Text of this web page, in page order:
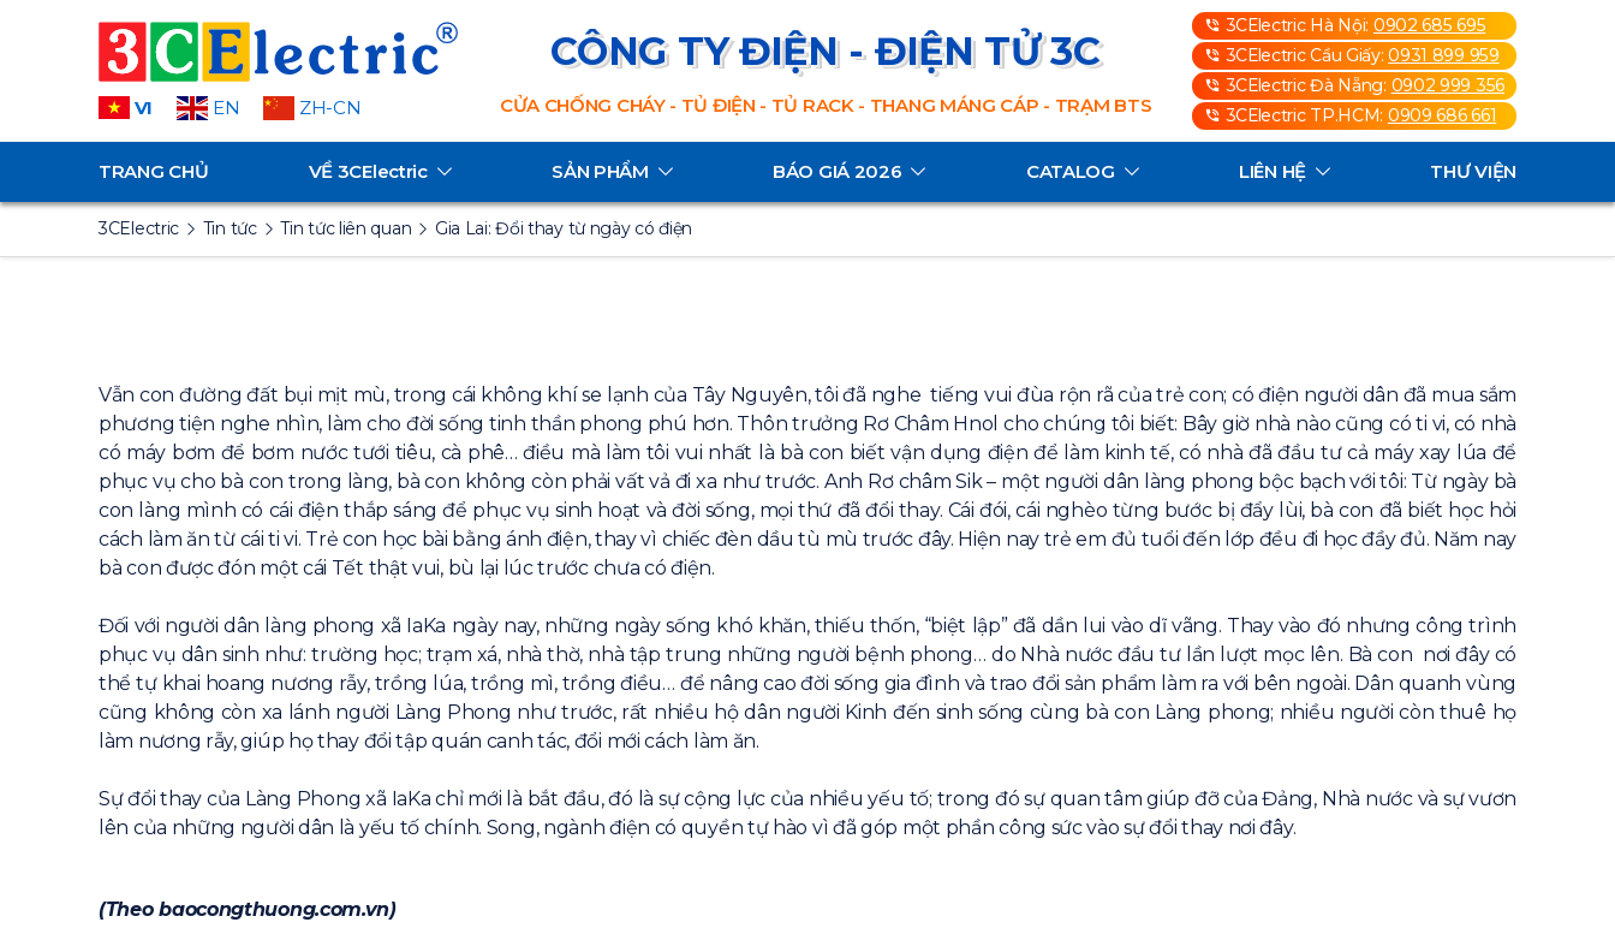
VI EN ZH-CN
CÔNG TY ĐIỆN - ĐIỆN TỬ 3C
CỬA CHỐNG CHÁY - TỦ ĐIỆN - TỦ RACK - THANG MÁNG CÁP - TRẠM BTS
3CElectric Hà Nội: 0902 685 695
3CElectric Cầu Giấy:0931 899 959
3CElectric Đà Nẵng: 0902 999 356
3CElectric TP.HCM: 0909 686 661
TRANG CHỦ VỀ 3CElectric SẢN PHẨM BÁO GIÁ 2026 CATALOG LIÊN HỆ THƯ VIỆN
3CElectric Tin tức Tin tức liên quan Gia Lai: Đổi thay từ ngày có điện
Vẫn con đường đất bụi mịt mù, trong cái không khí se lạnh của Tây Nguyên, tôi đã nghe tiếng vui đùa rộn rã của trẻ con; có điện người dân đã mua sắm
phương tiện nghe nhìn, làm cho đời sống tinh thần phong phú hơn. Thôn trưởng Rơ Châm Hnol cho chúng tôi biết: Bây giờ nhà nào cũng có ti vi, có nhà
có máy bơm để bơm nước tưới tiêu, cà phê… điều mà làm tôi vui nhất là bà con biết vận dụng điện để làm kinh tế, có nhà đã đầu tư cả máy xay lúa để
phục vụ cho bà con trong làng, bà con không còn phải vất vả đi xa như trước. Anh Rơ châm Sik – một người dân làng phong bộc bạch với tôi: Từ ngày bà
con làng mình có cái điện thắp sáng để phục vụ sinh hoạt và đời sống, mọi thứ đã đổi thay. Cái đói, cái nghèo từng bước bị đẩy lùi, bà con đã biết học hỏi
cách làm ăn từ cái ti vi. Trẻ con học bài bằng ánh điện, thay vì chiếc đèn dầu tù mù trước đây. Hiện nay trẻ em đủ tuổi đến lớp đều đi học đầy đủ. Năm nay
bà con được đón một cái Tết thật vui, bù lại lúc trước chưa có điện.
Đối với người dân làng phong xã IaKa ngày nay, những ngày sống khó khăn, thiếu thốn, “biệt lập” đã dần lui vào dĩ vãng. Thay vào đó nhưng công trình
phục vụ dân sinh như: trường học; trạm xá, nhà thờ, nhà tập trung những người bệnh phong… do Nhà nước đầu tư lần lượt mọc lên. Bà con nơi đây có
thể tự khai hoang nương rẫy, trồng lúa, trồng mì, trồng điều… để nâng cao đời sống gia đình và trao đổi sản phẩm làm ra với bên ngoài. Dân quanh vùng
cũng không còn xa lánh người Làng Phong như trước, rất nhiều hộ dân người Kinh đến sinh sống cùng bà con Làng phong; nhiều người còn thuê họ
làm nương rẫy, giúp họ thay đổi tập quán canh tác, đổi mới cách làm ăn.
Sự đổi thay của Làng Phong xã IaKa chỉ mới là bắt đầu, đó là sự cộng lực của nhiều yếu tố; trong đó sự quan tâm giúp đỡ của Đảng, Nhà nước và sự vươn
lên của những người dân là yếu tố chính. Song, ngành điện có quyền tự hào vì đã góp một phần công sức vào sự đổi thay nơi đây.
(Theo baocongthuong.com.vn)